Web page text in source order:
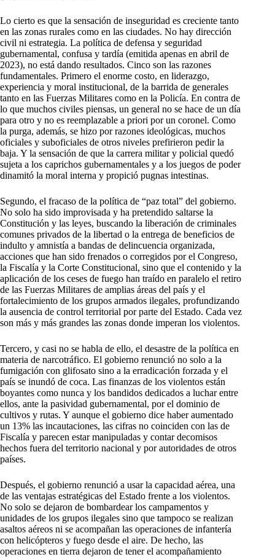
Lo cierto es que la sensación de inseguridad es creciente tanto
en las zonas rurales como en las ciudades. No hay dirección
civil ni estrategia. La política de defensa y seguridad
gubernamental, confusa y tardía (emitida apenas en abril de
2023), no está dando resultados. Cinco son las razones
fundamentales. Primero el enorme costo, en liderazgo,
experiencia y moral institucional, de la barrida de generales
tanto en las Fuerzas Militares como en la Policía. En contra de
lo que muchos civiles piensas, un general no se hace de un día
para otro y no es reemplazable a priori por un coronel. Como
la purga, además, se hizo por razones ideológicas, muchos
oficiales y suboficiales de otros niveles prefirieron pedir la
baja. Y la sensación de que la carrera militar y policial quedó
sujeta a los caprichos gubernamentales y a los juegos de poder
dinamitó la moral interna y propició pugnas intestinas.
Segundo, el fracaso de la política de “paz total” del gobierno.
No solo ha sido improvisada y ha pretendido saltarse la
Constitución y las leyes, buscando la liberación de criminales
comunes privados de la libertad o la entrega de beneficios de
indulto y amnistía a bandas de delincuencia organizada,
acciones que han sido frenados o corregidos por el Congreso,
la Fiscalía y la Corte Constitucional, sino que el contenido y la
aplicación de los ceses de fuego han traído en paralelo el retiro
de las Fuerzas Militares de amplias áreas del país y el
fortalecimiento de los grupos armados ilegales, profundizando
la ausencia de control territorial por parte del Estado. Cada vez
son más y más grandes las zonas donde imperan los violentos.
Tercero, y casi no se habla de ello, el desastre de la política en
materia de narcotráfico. El gobierno renunció no solo a la
fumigación con glifosato sino a la erradicación forzada y el
país se inundó de coca. Las finanzas de los violentos están
boyantes como nunca y los bandidos dedicados a luchar entre
ellos, ante la pasividad gubernamental, por el dominio de
cultivos y rutas. Y aunque el gobierno dice haber aumentado
un 13% las incautaciones, las cifras no coinciden con las de
Fiscalía y parecen estar manipuladas y contar decomisos
hechos fuera del territorio nacional y por autoridades de otros
países.
Después, el gobierno renunció a usar la capacidad aérea, una
de las ventajas estratégicas del Estado frente a los violentos.
No solo se dejaron de bombardear los campamentos y
unidades de los grupos ilegales sino que tampoco se realizan
asaltos aéreos ni se acompañan las operaciones de infantería
con helicópteros y fuego desde el aire. De hecho, las
operaciones en tierra dejaron de tener el acompañamiento